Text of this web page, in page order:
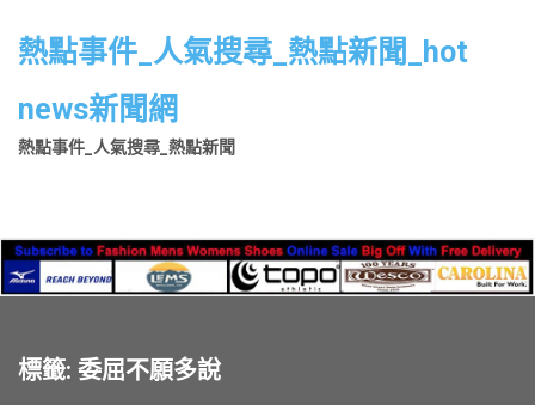
熱點事件_人氣搜尋_熱點新聞_hot
news新聞網
熱點事件_人氣搜尋_熱點新聞
標籤: 委屈不願多說